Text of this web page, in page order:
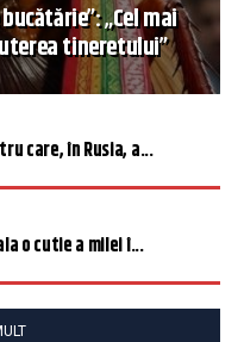
„Cel mai
tineretului”
care, în Rusia, a...
o cutie a milei î...